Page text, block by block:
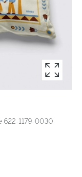
622-1179-0030